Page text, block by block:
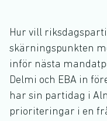
Hur vill
skärningspunkten
inför nästa
Delmi och EBA in
har sin partidag i
prioriteringar i en